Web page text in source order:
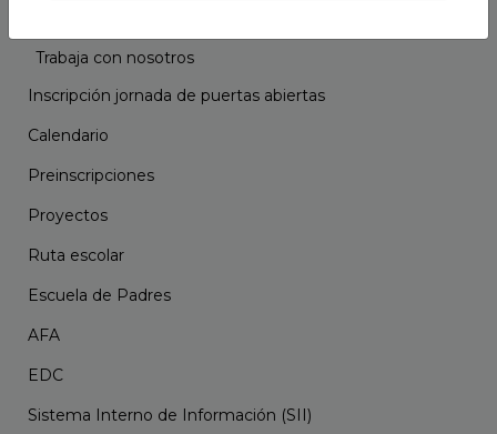
Trabaja con nosotros
Inscripción jornada de puertas abiertas
Calendario
Preinscripciones
Proyectos
Ruta escolar
Escuela de Padres
AFA
EDC
Sistema Interno de Información (SII)